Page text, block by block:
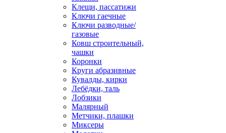
Клещи, пассатижи
Ключи гаечные
Ключи разводные/
газовые
Ковш строительный,
чашки
Коронки
Круги абразивные
Кувалды, кирки
Лебёдки, таль
Лобзики
Малярный
Метчики, плашки
Миксеры